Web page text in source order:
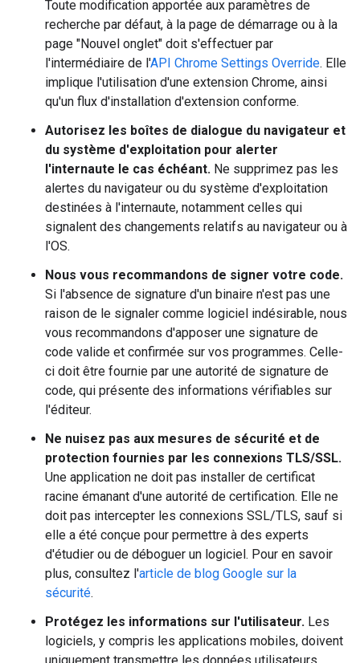
Toute modification apportée aux paramètres de
recherche par défaut, à la page de démarrage ou à la
page "Nouvel onglet" doit s'effectuer par
l'intermédiaire de l'API Chrome Settings Override. Elle
implique l'utilisation d'une extension Chrome, ainsi
qu'un flux d'installation d'extension conforme.
Autorisez les boîtes de dialogue du navigateur et
du système d'exploitation pour alerter
l'internaute le cas échéant. Ne supprimez pas les
alertes du navigateur ou du système d'exploitation
destinées à l'internaute, notamment celles qui
signalent des changements relatifs au navigateur ou à
l'OS.
Nous vous recommandons de signer votre code.
Si l'absence de signature d'un binaire n'est pas une
raison de le signaler comme logiciel indésirable, nous
vous recommandons d'apposer une signature de
code valide et confirmée sur vos programmes. Celle-
ci doit être fournie par une autorité de signature de
code, qui présente des informations vérifiables sur
l'éditeur.
Ne nuisez pas aux mesures de sécurité et de
protection fournies par les connexions TLS/SSL.
Une application ne doit pas installer de certificat
racine émanant d'une autorité de certification. Elle ne
doit pas intercepter les connexions SSL/TLS, sauf si
elle a été conçue pour permettre à des experts
d'étudier ou de déboguer un logiciel. Pour en savoir
plus, consultez l'article de blog Google sur la
sécurité.
Protégez les informations sur l'utilisateur. Les
logiciels, y compris les applications mobiles, doivent